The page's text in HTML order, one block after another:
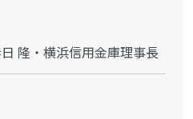
隆・横浜信用金庫理事長